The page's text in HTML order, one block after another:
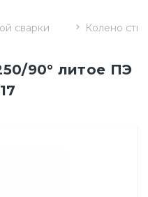
сварки Колено
90° литое ПЭ